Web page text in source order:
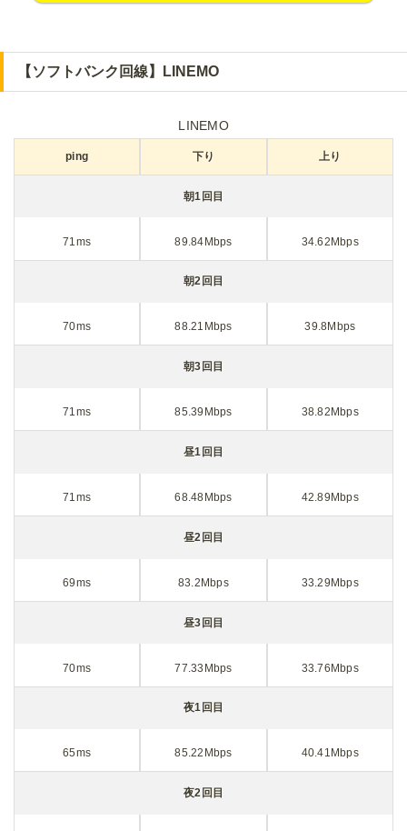
【ソフトバンク回線】LINEMO
LINEMO
ping 下り 上り
朝1回目
71ms 89.84Mbps 34.62Mbps
朝2回目
70ms 88.21Mbps 39.8Mbps
朝3回目
71ms 85.39Mbps 38.82Mbps
昼1回目
71ms 68.48Mbps 42.89Mbps
昼2回目
69ms 83.2Mbps 33.29Mbps
昼3回目
70ms 77.33Mbps 33.76Mbps
夜1回目
65ms 85.22Mbps 40.41Mbps
夜2回目